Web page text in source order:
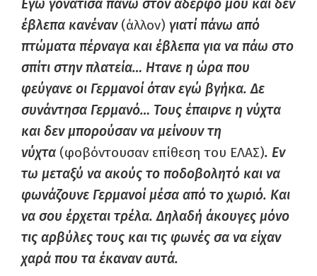
Εγώ γονάτισα πάνω στον αδερφό μου και δεν
έβλεπα κανέναν(άλλον) γιατί πάνω από
πτώματα πέρναγα και έβλεπα για να πάω στο
σπίτι στην πλατεία… Ητανε η ώρα που
φεύγανε οι Γερμανοί όταν εγώ βγήκα. Δε
συνάντησα Γερμανό… Τους έπαιρνε η νύχτα
και δεν μπορούσαν να μείνουν τη
νύχτα (φοβόντουσαν επίθεση του ΕΛΑΣ). Εν
τω μεταξύ να ακούς το ποδοβολητό και να
φωνάζουνε Γερμανοί μέσα από το χωριό. Και
να σου έρχεται τρέλα. Δηλαδή άκουγες μόνο
τις αρβύλες τους και τις φωνές σα να είχαν
χαρά που τα έκαναν αυτά.